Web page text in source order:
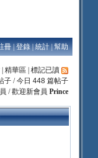
冊|登錄|統計|幫助
|精華區 |標記已讀
子 / 今日448 篇帖子
/ 歡迎新會員Prince